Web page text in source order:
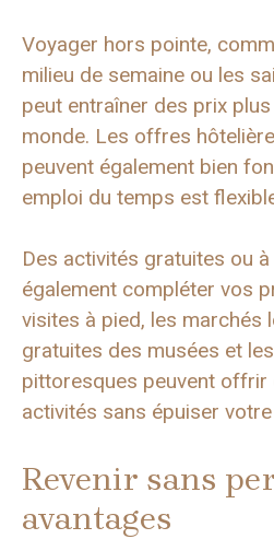
Voyager hors pointe,
milieu de semaine ou les
peut entraîner des prix
monde. Les offres
peuvent également bien
emploi du temps est
Des activités gratuites ou
également compléter vos
visites à pied, les marchés
gratuites des musées et
pittoresques peuvent offrir
activités sans épuiser
Revenir sans
avantages